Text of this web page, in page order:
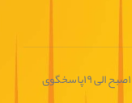
ما در حقوق یار هر ۷ روز هفته، از ۱۰صبح الی ۱۹پاسخگوی